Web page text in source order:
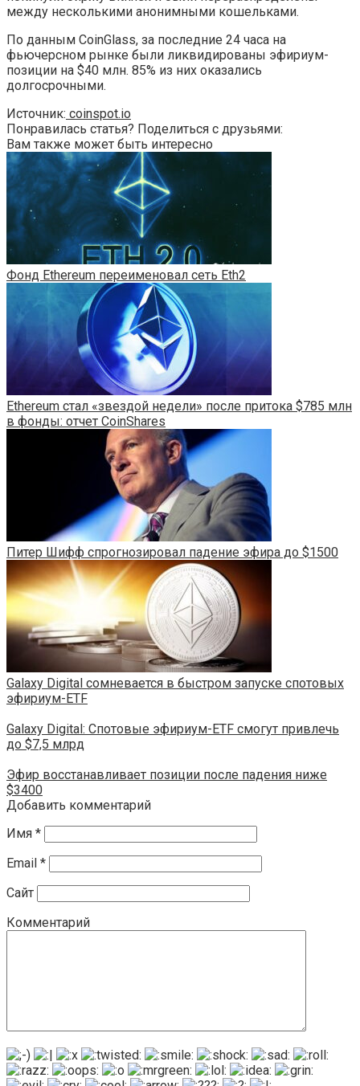
между несколькими анонимными кошельками.
По данным CoinGlass, за последние 24 часа на
фьючерсном рынке были ликвидированы эфириум-
позиции на $40 млн. 85% из них оказались
долгосрочными.
Источник: coinspot.io
Понравилась статья? Поделиться с друзьями:
Вам также может быть интересно
Фонд Ethereum переименовал сеть Eth2
Ethereum стал «звездой недели» после притока $785 млн
в фонды: отчет CoinShares
Питер Шифф спрогнозировал падение эфира до $1500
Galaxy Digital сомневается в быстром запуске спотовых
эфириум-ETF
Galaxy Digital: Спотовые эфириум-ETF смогут привлечь
до $7,5 млрд
Эфир восстанавливает позиции после падения ниже
$3400
Добавить комментарий
Имя *
Email *
Сайт
Комментарий